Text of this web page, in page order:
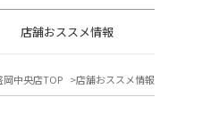
店舗おススメ情報
岡中央店TOP 店舗おススメ情報